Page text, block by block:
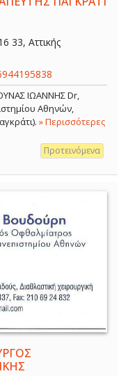
33, Αττικής
ΙΩΑΝΝΗΣ Dr,
Αθηνών,
» Περισσότερες
Προτεινόμενα